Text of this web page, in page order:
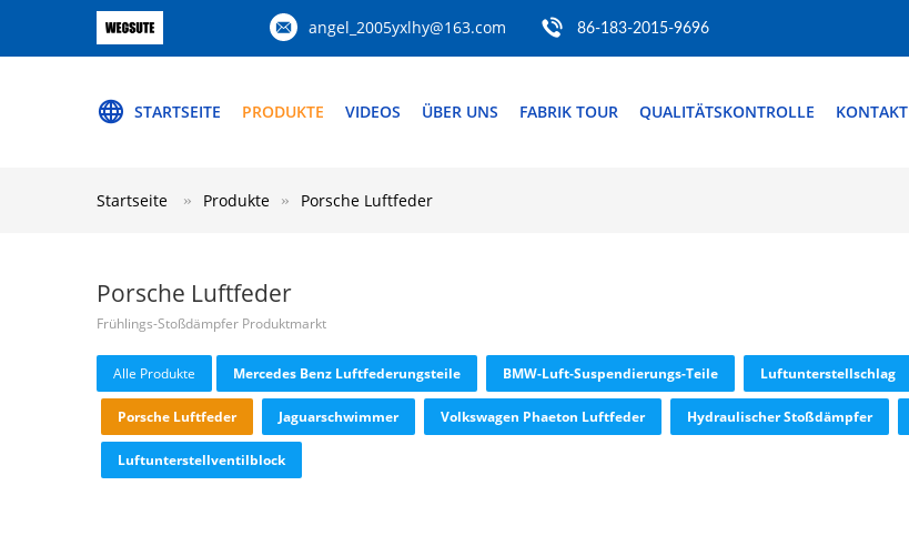
angel_2005yxlhy@163.com 86-183-2015-9696
STARTSEITE PRODUKTE VIDEOS ÜBER UNS FABRIK TOUR QUALITÄTSKONTROLLE KONTAKT
Startseite Produkte Porsche Luftfeder
Porsche Luftfeder
Frühlings-Stoßdämpfer Produktmarkt
Alle Produkte Mercedes Benz Luftfederungsteile BMW-Luft-Suspendierungs-Teile Luftunterstellschlag
Porsche Luftfeder Jaguarschwimmer Volkswagen Phaeton Luftfeder Hydraulischer Stoßdämpfer
Luftunterstellventilblock